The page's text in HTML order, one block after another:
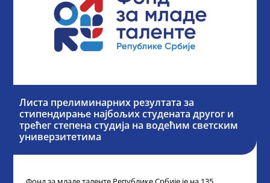
Листа прелиминарних резултата за
стипендирање најбољих студената другог и
трећег степена студија на водећим светским
универзитетима